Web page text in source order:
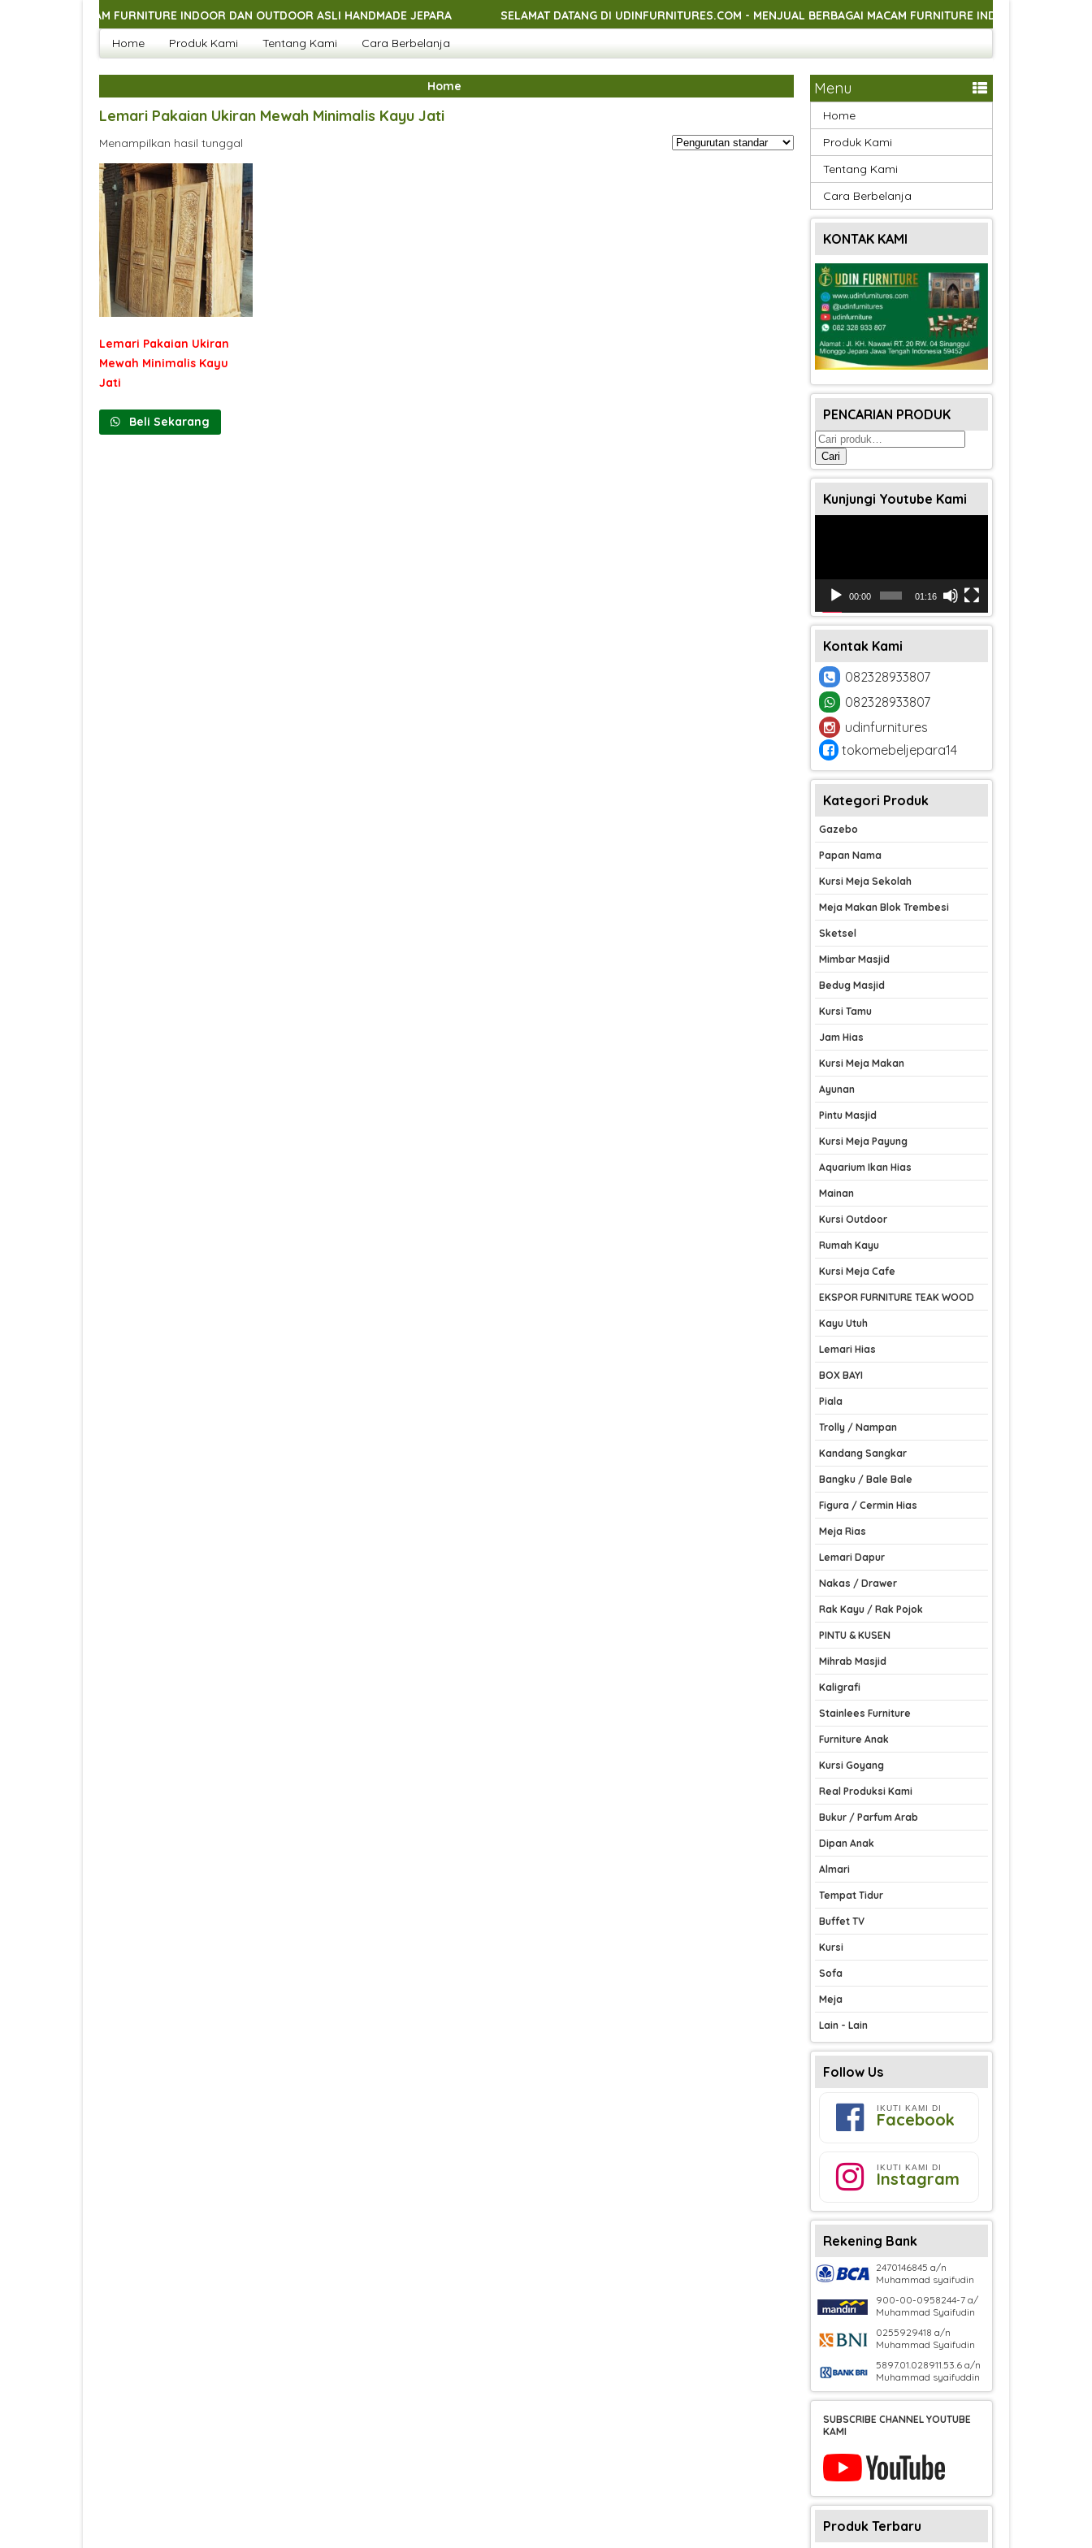
MACAM FURNITURE INDOOR DAN OUTDOOR ASLI HANDMADE JEPARA SELAMAT DATANG DI UDINFURNITURES.COM - MENJUAL BERBAGAI MACAM FURNITURE INDOOR DAN OUTDOOR ASLI
MACAM FURNITURE INDOOR DAN OUTDOOR ASLI HANDMADE JEPARA SELAMAT DATANG DI UDINFURNITURES.COM - MENJUAL BERBAGAI MACAM FURNITURE INDOOR DAN OUTDOOR ASLI
MACAM FURNITURE INDOOR DAN OUTDOOR ASLI HANDMADE JEPARA SELAMAT DATANG DI UDINFURNITURES.COM - MENJUAL BERBAGAI MACAM FURNITURE INDOOR DAN OUTDOOR ASLI
MACAM FURNITURE INDOOR DAN OUTDOOR ASLI HANDMADE JEPARA
Home Produk Kami Tentang Kami Cara Berbelanja
Home
Lemari Pakaian Ukiran Mewah Minimalis Kayu Jati
Menampilkan hasil tunggal
Lemari Pakaian Ukiran
Mewah Minimalis Kayu
Jati
Beli Sekarang
Menu
Home
Produk Kami
Tentang Kami
Cara Berbelanja
KONTAK KAMI
PENCARIAN PRODUK
Pencarian
untuk:
Cari
Kunjungi Youtube Kami
00:00 01:16
Kontak Kami
082328933807
082328933807
udinfurnitures
tokomebeljepara14
Kategori Produk
Gazebo
Papan Nama
Kursi Meja Sekolah
Meja Makan Blok Trembesi
Sketsel
Mimbar Masjid
Bedug Masjid
Kursi Tamu
Jam Hias
Kursi Meja Makan
Ayunan
Pintu Masjid
Kursi Meja Payung
Aquarium Ikan Hias
Mainan
Kursi Outdoor
Rumah Kayu
Kursi Meja Cafe
EKSPOR FURNITURE TEAK WOOD
Kayu Utuh
Lemari Hias
BOX BAYI
Piala
Trolly / Nampan
Kandang Sangkar
Bangku / Bale Bale
Figura / Cermin Hias
Meja Rias
Lemari Dapur
Nakas / Drawer
Rak Kayu / Rak Pojok
PINTU & KUSEN
Mihrab Masjid
Kaligrafi
Stainlees Furniture
Furniture Anak
Kursi Goyang
Real Produksi Kami
Bukur / Parfum Arab
Dipan Anak
Almari
Tempat Tidur
Buffet TV
Kursi
Sofa
Meja
Lain - Lain
Follow Us
IKUTI KAMI DI
Facebook
IKUTI KAMI DI
Instagram
Rekening Bank
2470146845 a/n
Muhammad syaifudin
900-00-0958244-7 a/
Muhammad Syaifudin
0255929418 a/n
Muhammad Syaifudin
5897.01.028911.53.6 a/n
Muhammad syaifuddin
SUBSCRIBE CHANNEL YOUTUBE
KAMI
Produk Terbaru